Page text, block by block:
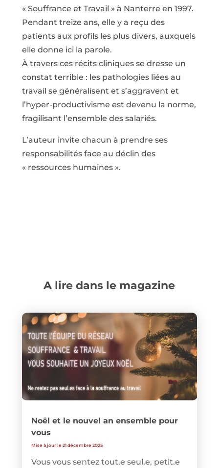
« Souffrance et Travail » à Nanterre en 1997.
Pendant treize ans, elle y a reçu des
patients aux profils les plus divers, auxquels
elle donne ici la parole.
À travers ces récits cliniques se dresse un
constat terrible : les pathologies liées au
travail se généralisent et s’aggravent et
l’hyper-productivisme est devenu la norme,
fragilisant l’ensemble des salariés.
L’auteur invite chacun à prendre ses
responsabilités face au déclin des
« ressources humaines ».
A lire dans le magazine
Noël et le nouvel an ensemble pour
vous
Mise à jour le 21 décembre 2025
Vous vous sentez tout.e seul.e, petit.e